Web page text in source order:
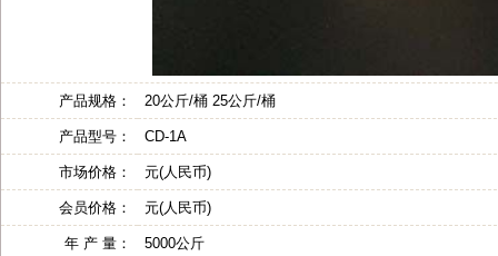
产品规格： 20公斤/桶 25公斤/桶
产品型号： CD-1A
市场价格： 元(人民币)
会员价格： 元(人民币)
年 产 量： 5000公斤